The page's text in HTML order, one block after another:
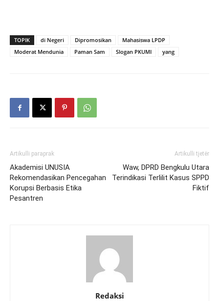
TOPIK di Negeri Dipromosikan
Mahasiswa LPDP
Moderat Mendunia
Paman Sam Slogan PKUMI yang
Artikulli paraprak
Akademisi UNUSIA
Rekomendasikan Pencegahan
Korupsi Berbasis Etika
Pesantren
Artikulli tjetër
Waw, DPRD Bengkulu Utara
Terindikasi Terlilit Kasus SPPD
Fiktif
Redaksi